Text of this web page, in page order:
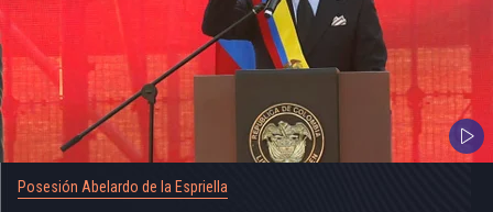
Posesión Abelardo de la Espriella